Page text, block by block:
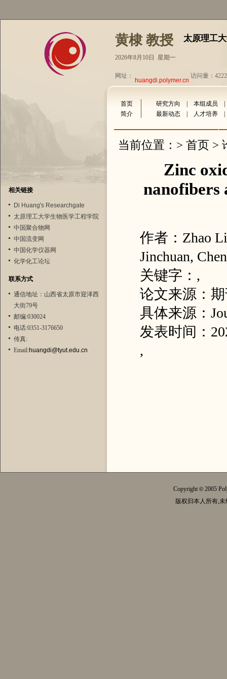
黄棣 教授 太原理工
2026年8月10日 星期一
网址：
huangdi.polymer.cn 访问量：
相关链接
Di Huang's Researchgate
太原理工大学生物医学工程学院
中国聚合物网
中国流变网
中国化学仪器网
化学化工论坛
联系方式
通信地址：山西省太原市迎泽西
大街79号
邮编:030024
电话:0351-3176650
传真:
Email:huangdi@tyut.edu.cn
首页 研究方向 本组成员
简介
最新动态 人才培养
当前位置：> 首页 >
Zinc
nanofibers
作者：Zhao
Jinchuan,
关键字：,
论文来源：
具体来源：
发表时间：
,
Copyright© 2005
版权归本人所有,